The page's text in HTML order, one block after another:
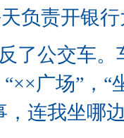
负责开银
了公交车
广场”，
连我坐哪